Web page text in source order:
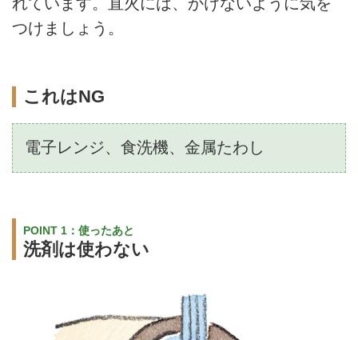
つけましょう。
これはNG
電子レンジ、食洗機、金属たわし
POINT 1：使ったあと
洗剤は使わない